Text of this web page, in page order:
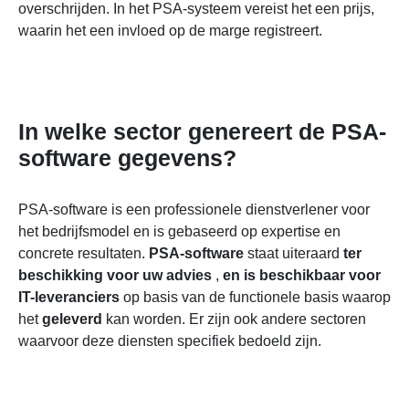
overschrijden. In het PSA-systeem vereist het een prijs,
waarin het een invloed op de marge registreert.
In welke sector genereert de PSA-
software gegevens?
PSA-software is een professionele dienstverlener voor
het bedrijfsmodel en is gebaseerd op expertise en
concrete resultaten. PSA-software staat uiteraard ter
beschikking voor uw advies , en is beschikbaar voor
IT-leveranciers op basis van de functionele basis waarop
hetgeleverd kan worden. Er zijn ook andere sectoren
waarvoor deze diensten specifiek bedoeld zijn.